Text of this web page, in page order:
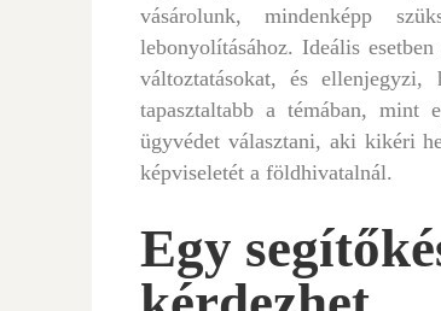
Post
navigation
vásárolunk, mindenképp
lebonyolításához. Ideális
változtatásokat, és
tapasztaltabb a témában, mint
ügyvédet választani, aki kikéri
képviseletét a földhivatalnál.
Egy